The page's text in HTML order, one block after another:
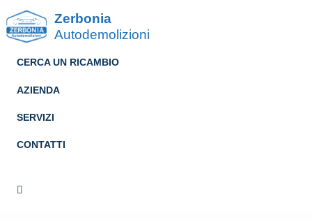
Zerbonia
Autodemolizioni
CERCA UN RICAMBIO
AZIENDA
SERVIZI
CONTATTI